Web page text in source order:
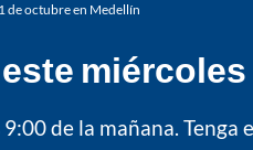
de octubre en Medellín
de la mañana.